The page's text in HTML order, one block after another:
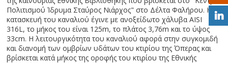
Πολιτισμού Ίδρυμα Σταύρος Νιάρχος" στο Δέλτα Φαλήρου. Η
κατασκευή του καναλιού έγινε με ανοξείδωτο χάλυβα AISI
316L, το μήκος του είναι 125m, το πλάτος 3,76m και το ύψος
33cm. Η λειτουργικότητα του καναλιού αφορά στην συγκομιδή
και διανομή των ομβρίων υδάτων του κτιρίου της Όπερας και
βρίσκεται κατά μήκος της οροφής του κτιρίου της Εθνικής